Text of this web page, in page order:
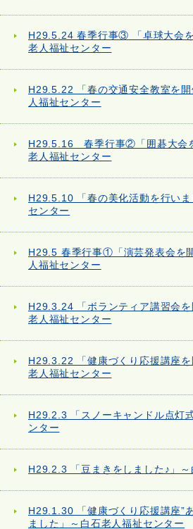
H29.5.24 春季行事③ 「卓球大会
老人福祉センター
H29.5.22 「春の交通安全教室を
人福祉センター
H29.5.16 春季行事②「囲碁大会
老人福祉センター
H29.5.10 「春の美化活動を行い
センター
H29.5 春季行事①「演芸発表会を
人福祉センター
H29.3.24 「ボランティア講習会
老人福祉センター
H29.3.22 「健康づくり応援講座
老人福祉センター
H29.2.3 「スノーキャンドル点灯
ンター
H29.2.3 「豆まきをしました♪」
H29.1.30 「健康づくり応援講座”
ました」～白石老人福祉センター